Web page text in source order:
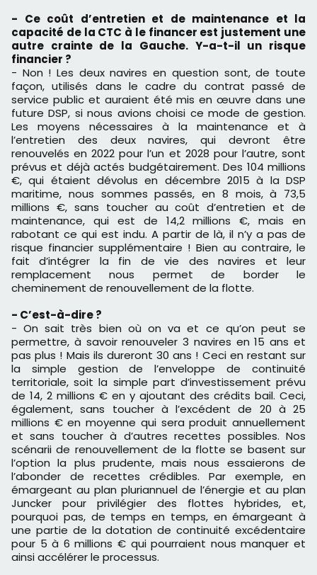
- Ce coût d’entretien et de maintenance et la
capacité de la CTC à le financer est justement une
autre crainte de la Gauche. Y-a-t-il un risque
financier ?
- Non ! Les deux navires en question sont, de toute
façon, utilisés dans le cadre du contrat passé de
service public et auraient été mis en œuvre dans une
future DSP, si nous avions choisi ce mode de gestion.
Les moyens nécessaires à la maintenance et à
l’entretien des deux navires, qui devront être
renouvelés en 2022 pour l’un et 2028 pour l’autre, sont
prévus et déjà actés budgétairement. Des 104 millions
€, qui étaient dévolus en décembre 2015 à la DSP
maritime, nous sommes passés, en 8 mois, à 73,5
millions €, sans toucher au coût d’entretien et de
maintenance, qui est de 14,2 millions €, mais en
rabotant ce qui est indu. A partir de là, il n’y a pas de
risque financier supplémentaire ! Bien au contraire, le
fait d’intégrer la fin de vie des navires et leur
remplacement nous permet de border le
cheminement de renouvellement de la flotte.
- C’est-à-dire ?
- On sait très bien où on va et ce qu’on peut se
permettre, à savoir renouveler 3 navires en 15 ans et
pas plus ! Mais ils dureront 30 ans ! Ceci en restant sur
la simple gestion de l’enveloppe de continuité
territoriale, soit la simple part d’investissement prévu
de 14, 2 millions € en y ajoutant des crédits bail. Ceci,
également, sans toucher à l’excédent de 20 à 25
millions € en moyenne qui sera produit annuellement
et sans toucher à d’autres recettes possibles. Nos
scénarii de renouvellement de la flotte se basent sur
l’option la plus prudente, mais nous essaierons de
l’abonder de recettes crédibles. Par exemple, en
émargeant au plan pluriannuel de l’énergie et au plan
Juncker pour privilégier des flottes hybrides, et,
pourquoi pas, de temps en temps, en émargeant à
une partie de la dotation de continuité excédentaire
pour 5 à 6 millions € qui pourraient nous manquer et
ainsi accélérer le processus.